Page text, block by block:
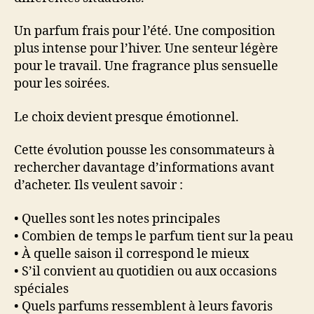
Un parfum frais pour l’été. Une composition
plus intense pour l’hiver. Une senteur légère
pour le travail. Une fragrance plus sensuelle
pour les soirées.
Le choix devient presque émotionnel.
Cette évolution pousse les consommateurs à
rechercher davantage d’informations avant
d’acheter. Ils veulent savoir :
• Quelles sont les notes principales
• Combien de temps le parfum tient sur la peau
• À quelle saison il correspond le mieux
• S’il convient au quotidien ou aux occasions
spéciales
• Quels parfums ressemblent à leurs favoris